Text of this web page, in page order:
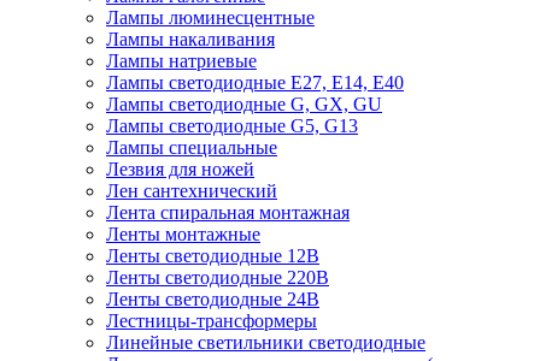
Лампы люминесцентные
Лампы накаливания
Лампы натриевые
Лампы светодиодные E27, E14, E40
Лампы светодиодные G, GX, GU
Лампы светодиодные G5, G13
Лампы специальные
Лезвия для ножей
Лен сантехнический
Лента спиральная монтажная
Ленты монтажные
Ленты светодиодные 12В
Ленты светодиодные 220В
Ленты светодиодные 24В
Лестницы-трансформеры
Линейные светильники светодиодные